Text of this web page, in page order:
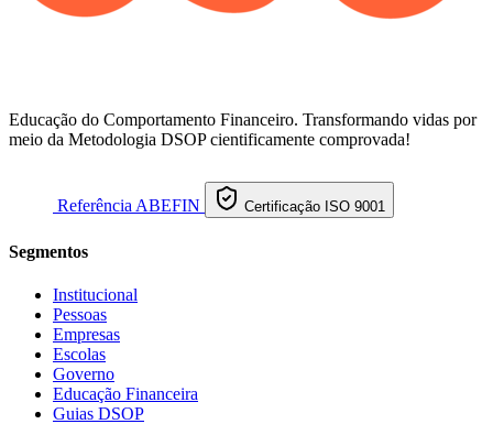
Educação do Comportamento Financeiro. Transformando vidas por
meio da Metodologia DSOP cientificamente comprovada!
Referência ABEFIN Certificação ISO 9001
Segmentos
Institucional
Pessoas
Empresas
Escolas
Governo
Educação Financeira
Guias DSOP